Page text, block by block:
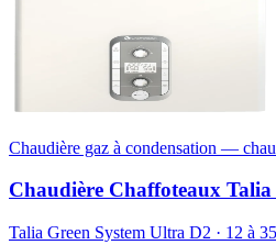
Chaudière gaz à condensation —
Chaudière Chaffoteaux
Talia Green System Ultra D2 · 12 à